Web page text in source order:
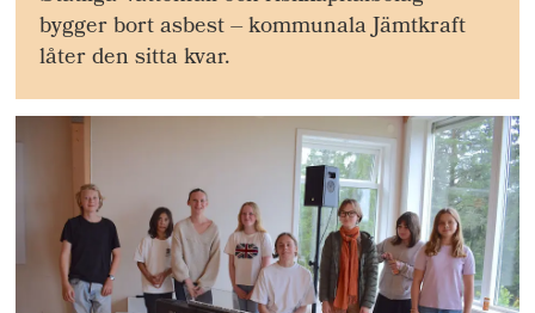
bygger bort asbest – kommunala Jämtkraft
låter den sitta kvar.